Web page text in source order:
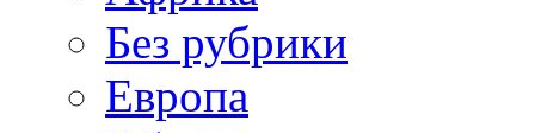
Без рубрики
Европа